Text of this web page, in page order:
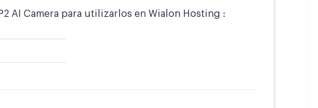
AI Camera para utilizarlos en Wialon Hosting :